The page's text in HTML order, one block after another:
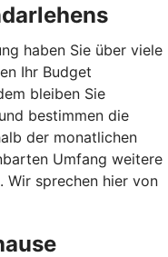
haben Sie über viele
Ihr Budget
bleiben Sie
bestimmen die
der monatlichen
Umfang weitere
Wir sprechen hier von